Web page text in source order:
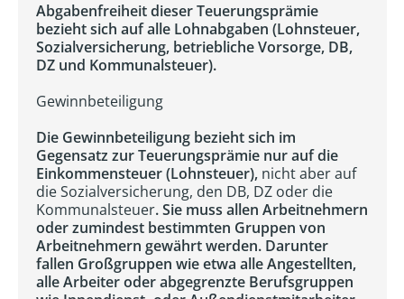
Abgabenfreiheit dieser Teuerungsprämie
bezieht sich auf alle Lohnabgaben (Lohnsteuer,
Sozialversicherung, betriebliche Vorsorge, DB,
DZ und Kommunalsteuer).
Gewinnbeteiligung
Die Gewinnbeteiligung bezieht sich im
Gegensatz zur Teuerungsprämie nur auf die
Einkommensteuer (Lohnsteuer), nicht aber auf
die Sozialversicherung, den DB, DZ oder die
Kommunalsteuer. Sie muss allen Arbeitnehmern
oder zumindest bestimmten Gruppen von
Arbeitnehmern gewährt werden. Darunter
fallen Großgruppen wie etwa alle Angestellten,
alle Arbeiter oder abgegrenzte Berufsgruppen